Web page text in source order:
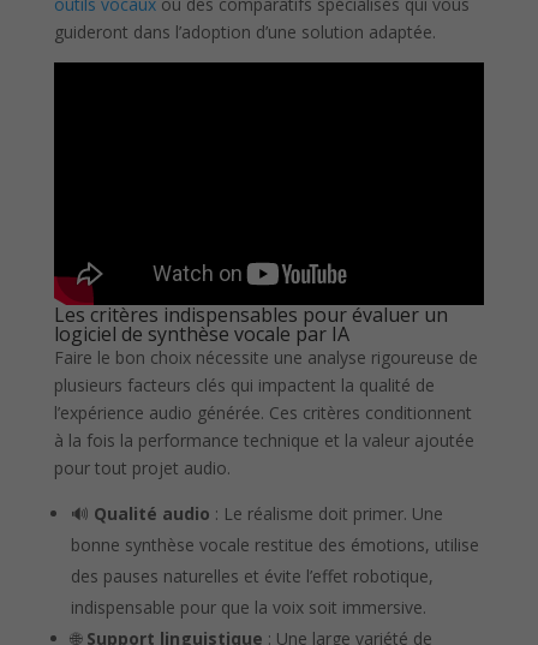
outils vocauxou des comparatifs spécialisés qui vous
guideront dans l’adoption d’une solution adaptée.
Les critères indispensables pour évaluer un
logiciel de synthèse vocale par IA
Faire le bon choix nécessite une analyse rigoureuse de
plusieurs facteurs clés qui impactent la qualité de
l’expérience audio générée. Ces critères conditionnent
à la fois la performance technique et la valeur ajoutée
pour tout projet audio.
🔊 Qualité audio : Le réalisme doit primer. Une
bonne synthèse vocale restitue des émotions, utilise
des pauses naturelles et évite l’effet robotique,
indispensable pour que la voix soit immersive.
🌐 Support linguistique : Une large variété de